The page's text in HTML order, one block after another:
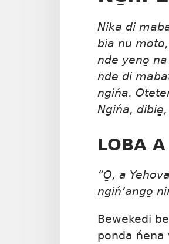
Nika di
bia nu
nde yeno̱
nde di
ngińa.
Ngińa,
LOBA
“O̱, a
ngiń’ango̱
Bewekedi
ponda ńena